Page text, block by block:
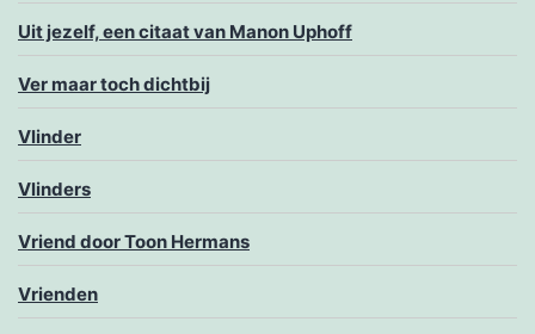
Uit jezelf, een citaat van Manon Uphoff
Ver maar toch dichtbij
Vlinder
Vlinders
Vriend door Toon Hermans
Vrienden